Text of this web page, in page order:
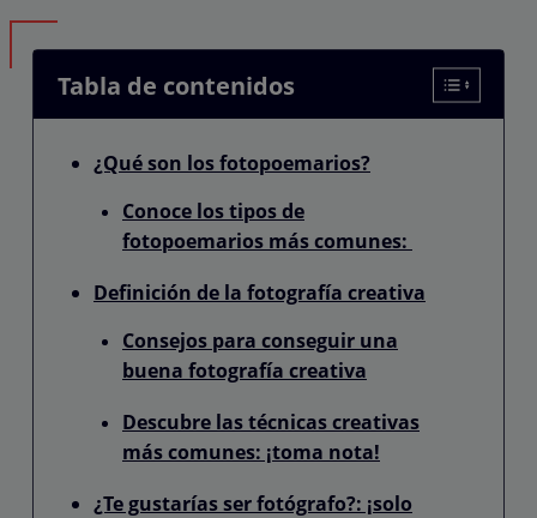
Tabla de contenidos
¿Qué son los fotopoemarios?
Conoce los tipos de
fotopoemarios más comunes:
Definición de la fotografía creativa
Consejos para conseguir una
buena fotografía creativa
Descubre las técnicas creativas
más comunes: ¡toma nota!
¿Te gustarías ser fotógrafo?: ¡solo